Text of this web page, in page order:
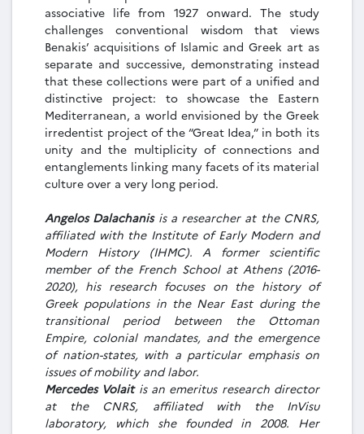
associative life from 1927 onward. The study
challenges conventional wisdom that views
Benakis’ acquisitions of Islamic and Greek art as
separate and successive, demonstrating instead
that these collections were part of a unified and
distinctive project: to showcase the Eastern
Mediterranean, a world envisioned by the Greek
irredentist project of the “Great Idea,” in both its
unity and the multiplicity of connections and
entanglements linking many facets of its material
culture over a very long period.
Angelos Dalachanisis a researcher at the CNRS,
affiliated with the Institute of Early Modern and
Modern History (IHMC). A former scientific
member of the French School at Athens (2016-
2020), his research focuses on the history of
Greek populations in the Near East during the
transitional period between the Ottoman
Empire, colonial mandates, and the emergence
of nation-states, with a particular emphasis on
issues of mobility and labor.
Mercedes Volaitis an emeritus research director
at the CNRS, affiliated with the InVisu
laboratory, which she founded in 2008. Her